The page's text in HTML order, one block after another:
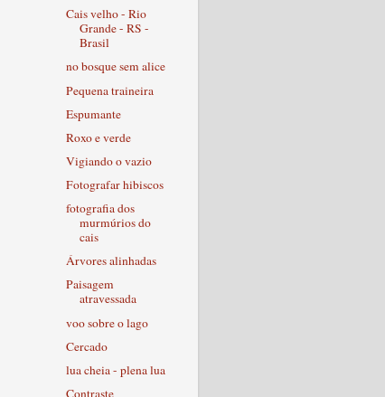
Cais velho - Rio
Grande - RS -
Brasil
no bosque sem alice
Pequena traineira
Espumante
Roxo e verde
Vigiando o vazio
Fotografar hibiscos
fotografia dos
murmúrios do
cais
Árvores alinhadas
Paisagem
atravessada
voo sobre o lago
Cercado
lua cheia - plena lua
Contraste